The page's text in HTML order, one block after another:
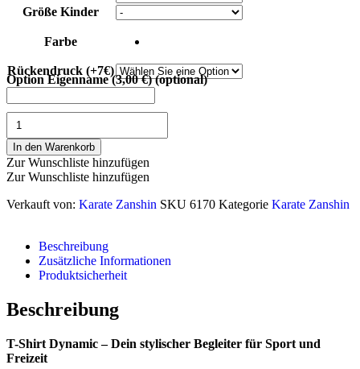
Größe Kinder
Farbe
Rückendruck (+7€)
Option Eigenname(3,00 €) (optional)
In den Warenkorb
Zur Wunschliste hinzufügen
Zur Wunschliste hinzufügen
Verkauft von: Karate Zanshin SKU 6170 Kategorie Karate Zanshin
Beschreibung
Zusätzliche Informationen
Produktsicherheit
Beschreibung
T-Shirt Dynamic – Dein stylischer Begleiter für Sport und
Freizeit